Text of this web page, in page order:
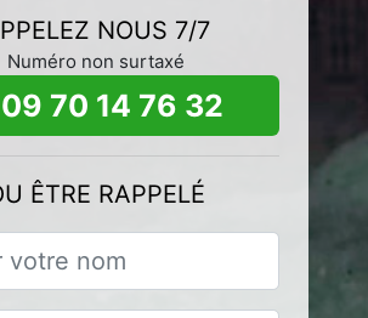
NOUS 7/7
Numéro non surtaxé
70 14 76 32
ÊTRE RAPPELÉ